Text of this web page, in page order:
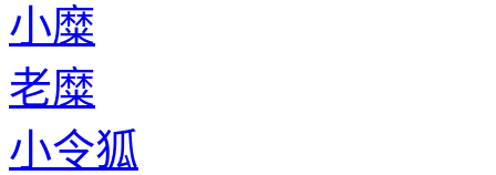
小糜
老糜
小令狐